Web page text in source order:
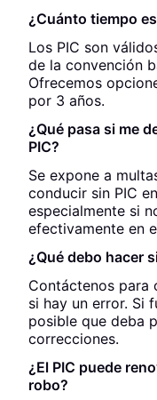
¿Cuánto tiempo
Los PIC son
de la convención
Ofrecemos
por 3 años.
¿Qué pasa si me
PIC?
Se expone a
conducir sin PIC
especialmente si
efectivamente en
¿Qué debo hacer
Contáctenos para
si hay un error. Si
posible que deba
correcciones.
¿El PIC puede
robo?